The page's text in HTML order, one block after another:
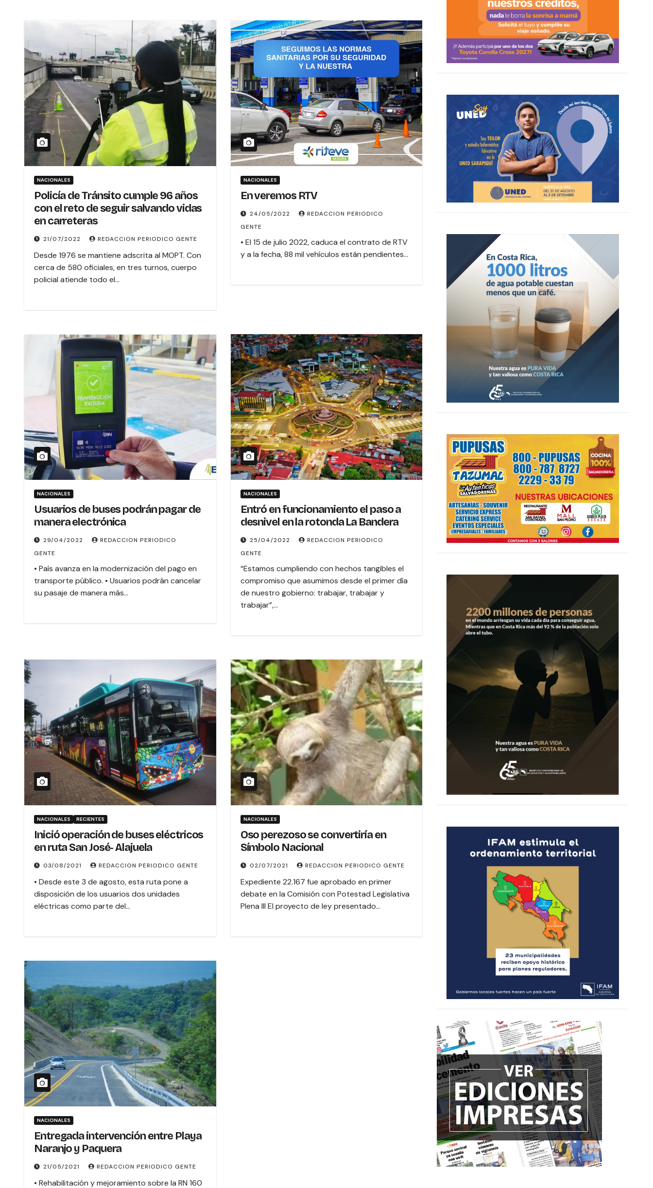
NACIONALES
Policía de Tránsito cumple 96 años
con el reto de seguir salvando vidas
en carreteras
21/07/2022 REDACCION PERIODICO GENTE
Desde 1976 se mantiene adscrita al MOPT. Con
cerca de 580 oficiales, en tres turnos, cuerpo
policial atiende todo el…
NACIONALES
En veremos RTV
24/05/2022
REDACCION PERIODICO
GENTE
• El 15 de julio 2022, caduca el contrato de RTV
y a la fecha, 88 mil vehículos están pendientes…
NACIONALES
Usuarios de buses podrán pagar de
manera electrónica
29/04/2022
REDACCION PERIODICO
GENTE
• País avanza en la modernización del pago en
transporte público. • Usuarios podrán cancelar
su pasaje de manera más…
NACIONALES
Entró en funcionamiento el paso a
desnivel en la rotonda La Bandera
25/04/2022
REDACCION PERIODICO
GENTE
“Estamos cumpliendo con hechos tangibles el
compromiso que asumimos desde el primer día
de nuestro gobierno: trabajar, trabajar y
trabajar”,…
NACIONALES RECIENTES
Inició operación de buses eléctricos
en ruta San José- Alajuela
03/08/2021 REDACCION PERIODICO GENTE
• Desde este 3 de agosto, esta ruta pone a
disposición de los usuarios dos unidades
eléctricas como parte del…
NACIONALES
Oso perezoso se convertiría en
Símbolo Nacional
02/07/2021 REDACCION PERIODICO GENTE
Expediente 22.167 fue aprobado en primer
debate en la Comisión con Potestad Legislativa
Plena III El proyecto de ley presentado…
NACIONALES
Entregada intervención entre Playa
Naranjo y Paquera
21/05/2021 REDACCION PERIODICO GENTE
• Rehabilitación y mejoramiento sobre la RN 160